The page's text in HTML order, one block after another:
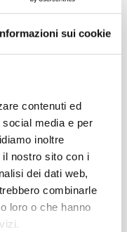
sui cookie
contenuti ed
media e per
inoltre
nostro sito con i
dei dati web,
combinarle
loro o che hanno